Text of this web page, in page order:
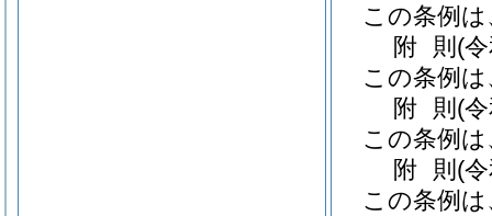
この条例
附 則 (
この条例
附 則 (
この条例
附 則 (
この条例